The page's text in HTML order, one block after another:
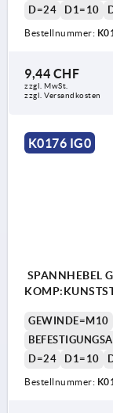
D=24
D1=10
Bestellnummer:
9,44 CHF
zzgl. MwSt.
zzgl. Versandkosten
K0176 IG0
SPANNHEBEL
GEWINDE=M10
D=24
D1=10
Bestellnummer: